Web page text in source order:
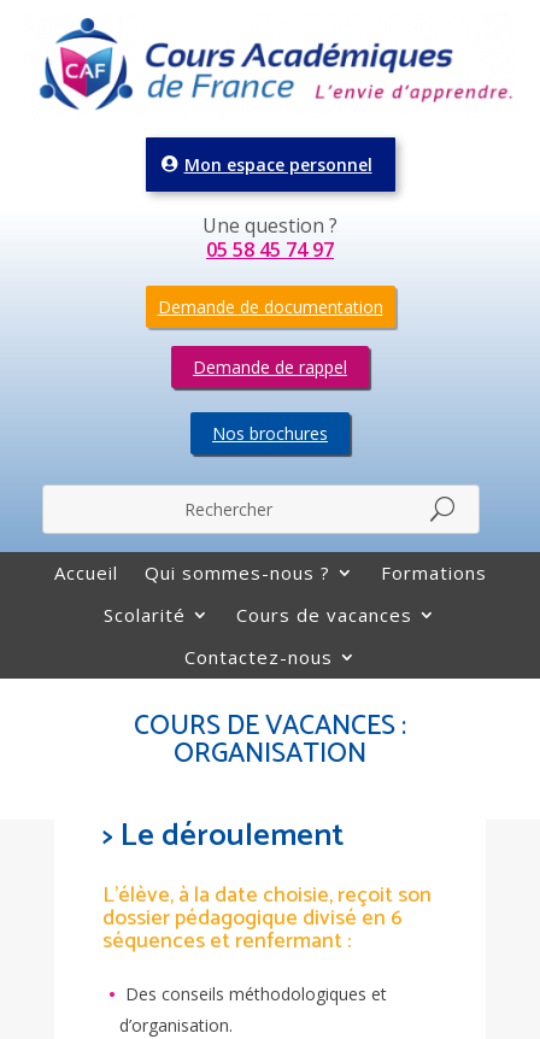
Mon espace personnel
Une question ?
05 58 45 74 97
Demande de documentation
Demande de rappel
Nos brochures
Accueil Qui sommes-nous ?
Formations
Scolarité
Cours de vacances
Contactez-nous
COURS DE VACANCES :
ORGANISATION
> Le déroulement
L’élève, à la date choisie, reçoit son
dossier pédagogique divisé en 6
séquences et renfermant :
Des conseils méthodologiques et
d’organisation.